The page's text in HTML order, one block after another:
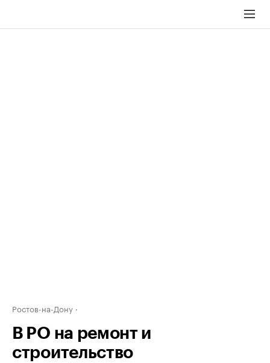
Ростов-на-Дону
В РО на ремонт и
строительство